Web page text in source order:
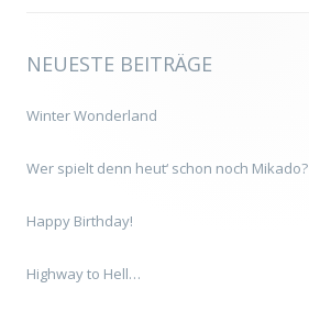
NEUESTE BEITRÄGE
Winter Wonderland
Wer spielt denn heut‘ schon noch Mikado?
Happy Birthday!
Highway to Hell…